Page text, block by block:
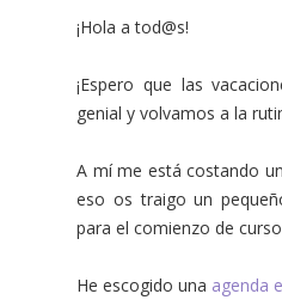
¡Hola a tod@s!
¡Espero que las
genial y volvamos a la
A mí me está costando
eso os traigo un
para el comienzo de
He escogido una agenda